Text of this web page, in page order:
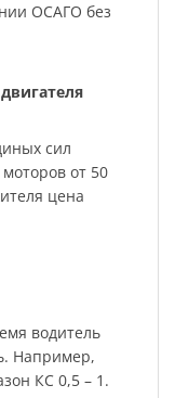
ОСАГО без
сил
от 50
цена
водитель
Например,
КС 0,5 – 1.